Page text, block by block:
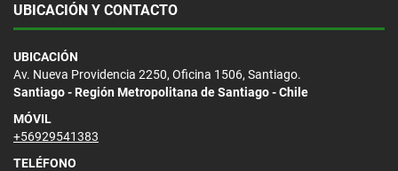
UBICACIÓN Y CONTACTO
UBICACIÓN
Av. Nueva Providencia 2250, Oficina 1506, Santiago.
Santiago - Región Metropolitana de Santiago - Chile
MÓVIL
+56929541383
TELÉFONO